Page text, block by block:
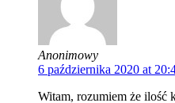
Anonimowy
6 października 2020 at
Witam, rozumiem że ilość